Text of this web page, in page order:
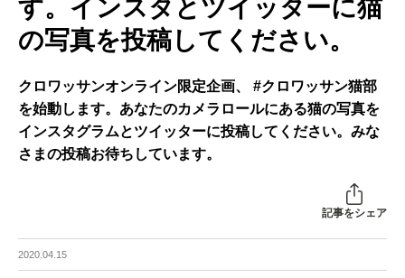
す。インスタとツイッターに猫
の写真を投稿してください。
クロワッサンオンライン限定企画、 #クロワッサン猫部
を始動します。あなたのカメラロールにある猫の写真を
インスタグラムとツイッターに投稿してください。みな
さまの投稿お待ちしています。
記事をシェア
2020.04.15